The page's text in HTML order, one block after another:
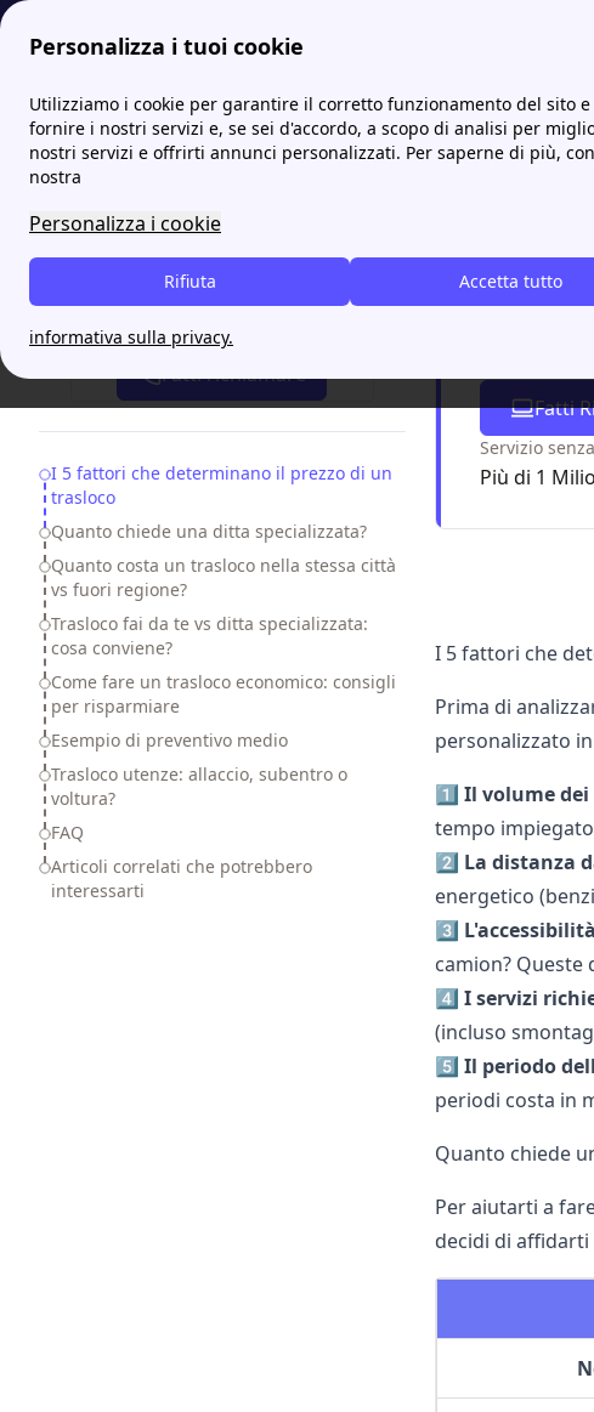
Personalizza i tuoi cookie
Utilizziamo i cookie per garantire il corretto funzionamento del sito
fornire i nostri servizi e, se sei d'accordo, a scopo di analisi per
nostri servizi e offrirti annunci personalizzati. Per saperne di più,
nostra
Personalizza i cookie
Accetta tutto
Rifiuta
informativa sulla privacy.
Papernest.it MoreTrasloco Quanto costa un trasloco? Listino
Fatti richiamare
Table of Contents
I 5 fattori che determinano il prezzo di un
trasloco
Quanto chiede una ditta specializzata?
Quanto costa un trasloco nella stessa città
vs fuori regione?
Trasloco fai da te vs ditta specializzata:
cosa conviene?
Come fare un trasloco economico: consigli
per risparmiare
Esempio di preventivo medio
Trasloco utenze: allaccio, subentro o
voltura?
FAQ
Articoli correlati che potrebbero
interessarti
Quanto
Cambiare
spostamenti
trucchi per
Chiama
Fatti
Servizio
Più di 1
I 5 fattori che
Prima di
personalizzato
1️⃣ Il volume
tempo
2️⃣ La distanza
energetico
3️⃣
camion?
4️⃣ I servizi
(incluso
5️⃣ Il periodo
periodi costa in
Quanto chiede
Per aiutarti a
decidi di